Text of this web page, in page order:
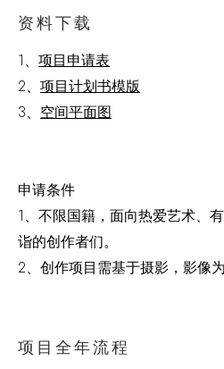
资料下载
1、 项目申请表
2、 项目计划书模版
3、 空间平面图
申请条件
1、不限国籍，面向热爱艺术、
诣的创作者们。
2、创作项目需基于摄影，影像
项目全年流程